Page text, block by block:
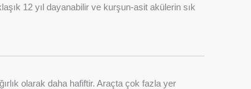
12 yıl dayanabilir ve kurşun-asit akülerin sık
olarak daha hafiftir. Araçta çok fazla yer